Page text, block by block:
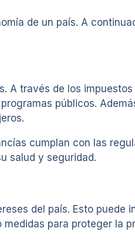
de un país. A
A través de los
públicos.
cumplan con las
salud y seguridad.
del país. Esto puede
para proteger la